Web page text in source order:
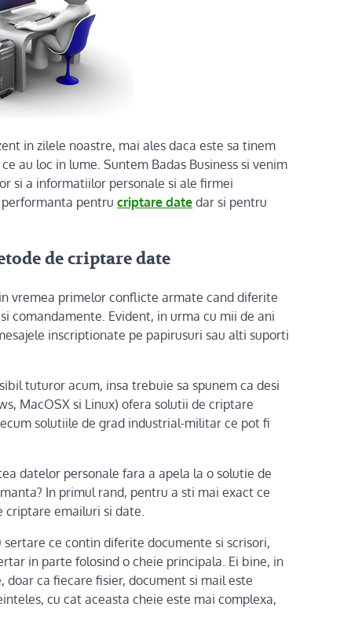
in zilele noastre, mai ales daca este sa tinem
au loc in lume. Suntem Badas Business si venim
si a informatiilor personale si ale firmei
pentru criptare date dar si pentru
de criptare date
vremea primelor conflicte armate cand diferite
comandamente. Evident, in urma cu mii de ani
inscriptionate pe papirusuri sau alti suporti
tuturor acum, insa trebuie sa spunem ca desi
MacOSX si Linux) ofera solutii de criptare
solutiile de grad industrial-militar ce pot fi
datelor personale fara a apela la o solutie de
In primul rand, pentru a sti mai exact ce
emailuri si date.
ce contin diferite documente si scrisori,
in parte folosind o cheie principala. Ei bine, in
ca fiecare fisier, document si mail este
cu cat aceasta cheie este mai complexa,